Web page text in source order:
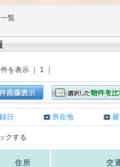
覧
を表示 ｜ 1 ｜
日 所在地
クする
住所 交